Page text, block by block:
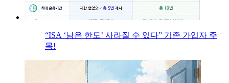
“ISA ‘남은 한도’ 사라질 수 있다” 기존 가입자 주
목!